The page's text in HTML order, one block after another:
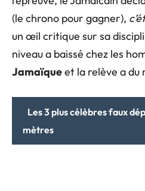
(le chrono pour gagner),
un œil critique sur sa
niveau a baissé chez les
Jamaïqueet la relève a du
Les 3 plus célèbres faux
mètres